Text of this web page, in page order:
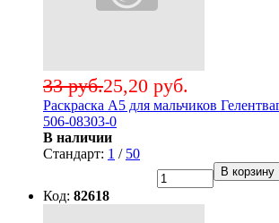
25,20 руб.
33 руб.
Раскраска А5 для мальчиков
506-08303-0
В наличии
Стандарт: 1 / 50
В корзину
Код: 82618